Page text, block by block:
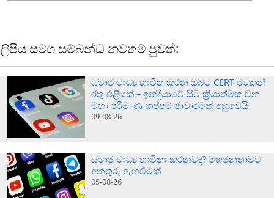
ලිපිය සමග සම්බන්ධ නවතම පුවත්:
සමාජ මාධ්‍ය භාවිත කරන ඔබට CERT එකෙන්
රතු එළියක් – ඉන්දියාවේ සිට ක්‍රියාත්මක වන
මහා පරිමාණ කප්පම් ජාවාරමක් අහුවෙයි
09-08-26
සමාජ මාධ්‍ය භාවිතා කරනවද? මහජනතාවට
අනතුරු ඇඟවීමක්
05-08-26